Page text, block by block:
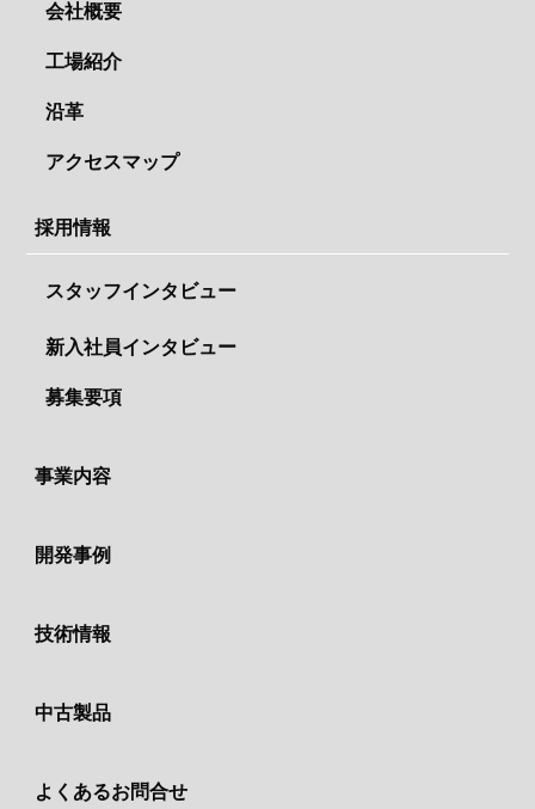
会社概要
工場紹介
沿革
アクセスマップ
採用情報
スタッフインタビュー
新入社員インタビュー
募集要項
事業内容
開発事例
技術情報
中古製品
よくあるお問合せ